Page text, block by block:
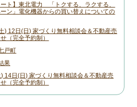
ート】東北電力 「トクする、ラクする、
ン」電化機器からの買い替えについての
) 12日(日) 家づくり無料相談会＆不動産売
（完全予約制）
戸町
果
14日(日) 家づくり無料相談会＆不動産売
（完全予約制）